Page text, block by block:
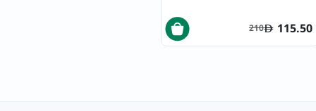
115.50
210